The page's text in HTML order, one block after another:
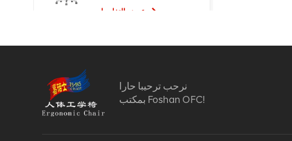
للاستخدام المكتبي
تصميم جديد عالي الجودة
عرض التفاصيل
نرحب ترحيبا حارا
بمكتب Foshan OFC!